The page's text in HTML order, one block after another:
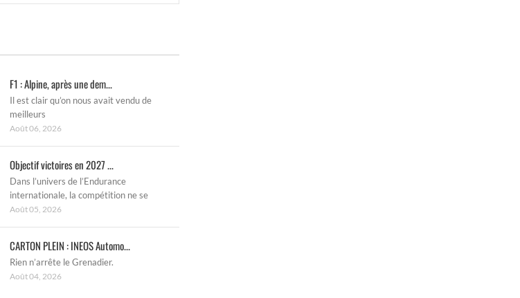
F1 : Alpine, après une dem...
Il est clair qu’on nous avait vendu de
meilleurs
Août 06, 2026
Objectif victoires en 2027 ...
Dans l’univers de l’Endurance
internationale, la compétition ne se
Août 05, 2026
CARTON PLEIN : INEOS Automo...
Rien n’arrête le Grenadier.
Août 04, 2026